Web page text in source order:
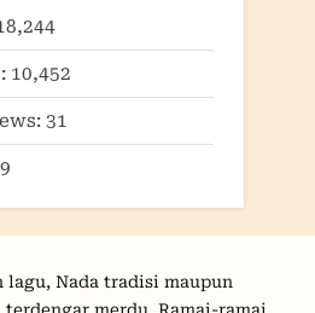
10,452
31
lagu, Nada tradisi maupun